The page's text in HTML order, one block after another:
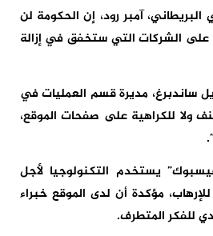
البريطاني، آمبر رود، إن الحكومة لن
الشركات التي ستخفق في إزالة
ساندبرغ، مديرة قسم العمليات في
ولا للكراهية على صفحات الموقع،
يستخدم التكنولوجيا لأجل
للإرهاب، مؤكدة أن لدى الموقع خبراء
للفكر المتطرف.